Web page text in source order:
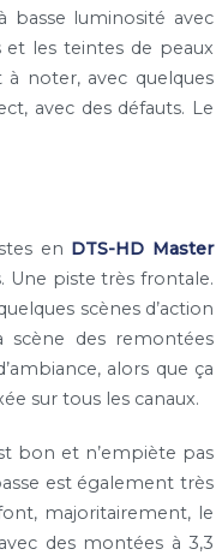
basse luminosité avec
et les teintes de peaux
noter, avec quelques
avec des défauts. Le
en DTS-HD Master
Une piste très frontale.
scènes d’action
scène des remontées
alors que ça
sur tous les canaux.
bon et n’empiète pas
est également très
majoritairement, le
des montées à 3,3